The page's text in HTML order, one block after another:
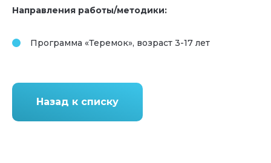
Направления работы/методики:
Программа «Теремок», возраст 3-17 лет
Назад к списку